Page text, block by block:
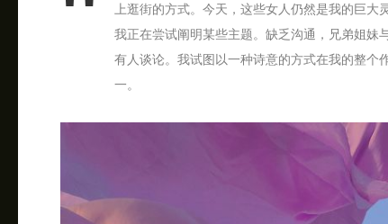
上逛街的方式。今天，这些女人仍然是我的巨大
我正在尝试阐明某些主题。缺乏沟通，兄弟姐妹
有人谈论。我试图以一种诗意的方式在我的整个
一。